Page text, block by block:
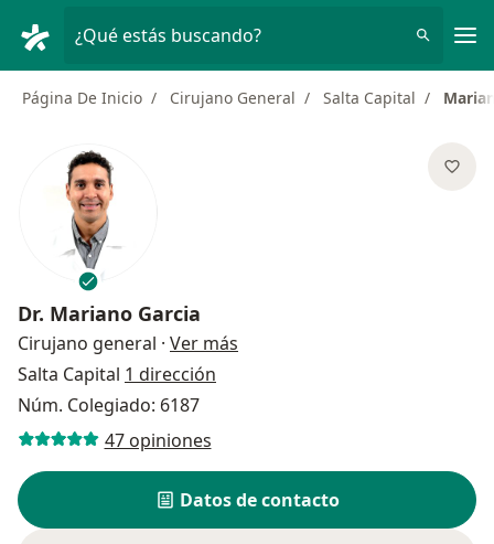
¿Qué estás buscando?
Página De Inicio Cirujano General Salta Capital
Dr. Mariano Garcia
Cirujano general · Ver más
Salta Capital 1 dirección
Núm. Colegiado: 6187
47 opiniones
Datos de contacto